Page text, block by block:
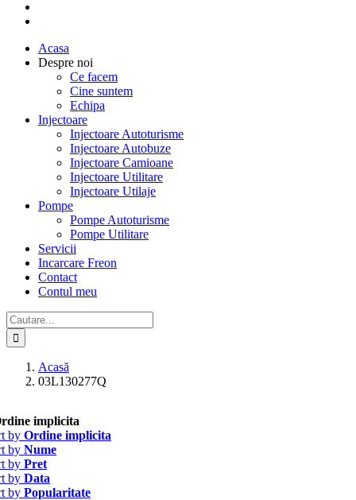
Acasa
Despre noi
Ce facem
Cine suntem
Echipa
Injectoare
Injectoare Autoturisme
Injectoare Autobuze
Injectoare Camioane
Injectoare Utilitare
Injectoare Utilaje
Pompe
Pompe Autoturisme
Pompe Utilitare
Servicii
Incarcare Freon
Contact
Contul meu
Cautare...
Acasă
03L130277Q
implicita
by Ordine implicita
by Nume
by Pret
by Data
by Popularitate